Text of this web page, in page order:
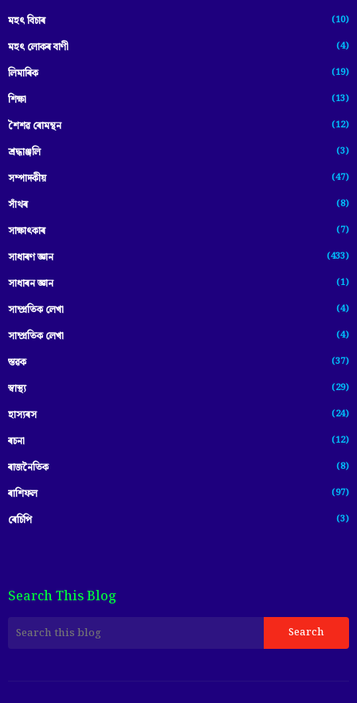
মহৎ বিচাৰ (10)
মহৎ লোকৰ বাণী (4)
লিমাৰিক (19)
শিক্ষা (13)
শৈশৱ ৰোমন্থন (12)
শ্ৰদ্ধাঞ্জলি (3)
সম্পাদকীয় (47)
সাঁথৰ (8)
সাক্ষাৎকাৰ (7)
সাধাৰণ জ্ঞান (433)
সাধাৰন জ্ঞান (1)
সাম্প্রতিক লেখা (4)
সাম্প্ৰতিক লেখা (4)
স্তৱক (37)
স্বাস্থ্য (29)
হাস্যৰস (24)
ৰচনা (12)
ৰাজনৈতিক (8)
ৰাশিফল (97)
ৰেচিপি (3)
Search This Blog